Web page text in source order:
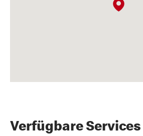
Verfügbare